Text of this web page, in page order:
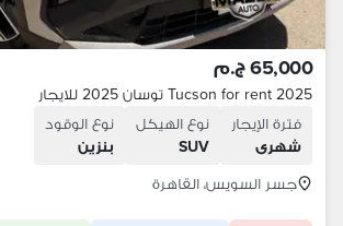
65,000 ج.م
2025 Tucson for rent توسان 2025 للايجار
فترة الإيجار
شهرى
نوع الهيكل
SUV
نوع الوقود
بنزين
جسر السويس، القاهرة